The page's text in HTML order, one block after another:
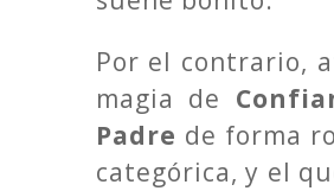
Por el contrario,
magia de
Padre de forma
categórica, y el